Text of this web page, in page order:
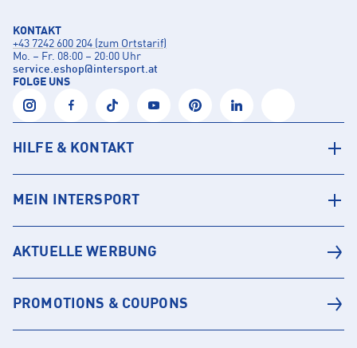
KONTAKT
+43 7242 600 204 (zum Ortstarif)
Mo. – Fr. 08:00 – 20:00 Uhr
service.eshop@intersport.at
FOLGE UNS
HILFE & KONTAKT
MEIN INTERSPORT
AKTUELLE WERBUNG
PROMOTIONS & COUPONS